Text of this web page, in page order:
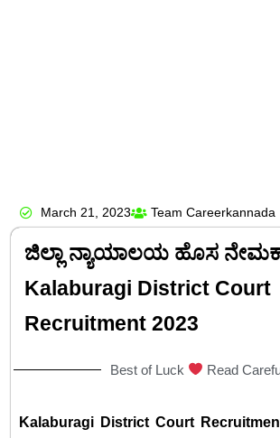
March 21, 2023 Team Careerkannada
ಜಿಲ್ಲಾ ನ್ಯಾಯಾಲಯ ಹೊಸ
Kalaburagi District Court
Recruitment 2023
Best of Luck Read
Kalaburagi District Court